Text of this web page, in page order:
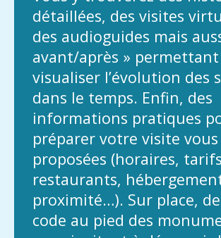
détaillées, des visites
des audioguides mais
avant/après »
visualiser l’évolution des
dans le temps. Enfin, des
informations pratiques
préparer votre visite
proposées (horaires,
restaurants,
proximité…). Sur place,
code au pied des